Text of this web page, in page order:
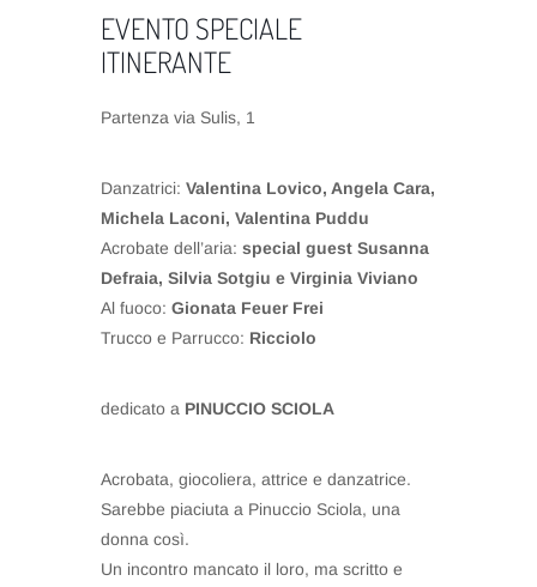
EVENTO SPECIALE
ITINERANTE
Partenza via Sulis, 1
Danzatrici: Valentina Lovico, Angela Cara,
Michela Laconi, Valentina Puddu
Acrobate dell’aria: special guest Susanna
Defraia, Silvia Sotgiu e Virginia Viviano
Al fuoco: Gionata Feuer Frei
Trucco e Parrucco: Ricciolo
dedicato a PINUCCIO SCIOLA
Acrobata, giocoliera, attrice e danzatrice.
Sarebbe piaciuta a Pinuccio Sciola, una
donna così.
Un incontro mancato il loro, ma scritto e